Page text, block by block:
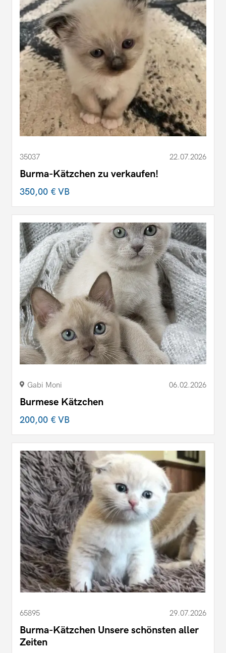
35037 22.07.2026
Burma-Kätzchen zu verkaufen!
350,00 €VB
Gabi Moni 06.02.2026
Burmese Kätzchen
200,00 €VB
65895 29.07.2026
Burma-Kätzchen Unsere schönsten aller
Zeiten